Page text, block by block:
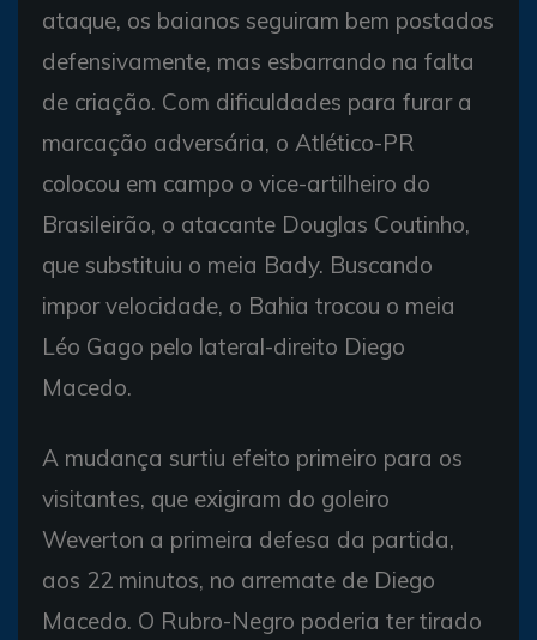
ataque, os baianos seguiram bem postados
defensivamente, mas esbarrando na falta
de criação. Com dificuldades para furar a
marcação adversária, o Atlético-PR
colocou em campo o vice-artilheiro do
Brasileirão, o atacante Douglas Coutinho,
que substituiu o meia Bady. Buscando
impor velocidade, o Bahia trocou o meia
Léo Gago pelo lateral-direito Diego
Macedo.
A mudança surtiu efeito primeiro para os
visitantes, que exigiram do goleiro
Weverton a primeira defesa da partida,
aos 22 minutos, no arremate de Diego
Macedo. O Rubro-Negro poderia ter tirado